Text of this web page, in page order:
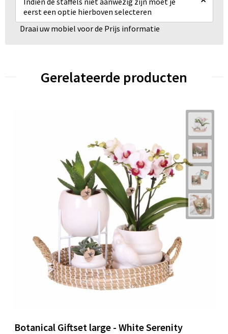
eerst een optie hierboven selecteren
Draai uw mobiel voor de Prijs informatie
Gerelateerde producten
Botanical Giftset large - White Serenity